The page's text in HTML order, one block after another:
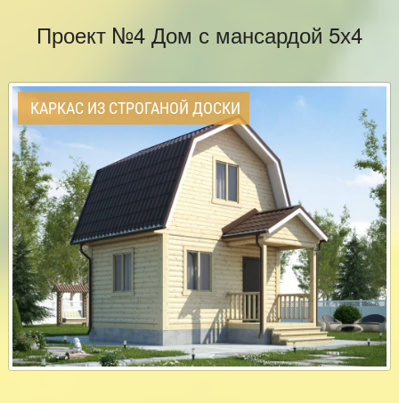
Проект №4 Дом с мансардой 5х4
КАРКАС ИЗ СТРОГАНОЙ ДОСКИ